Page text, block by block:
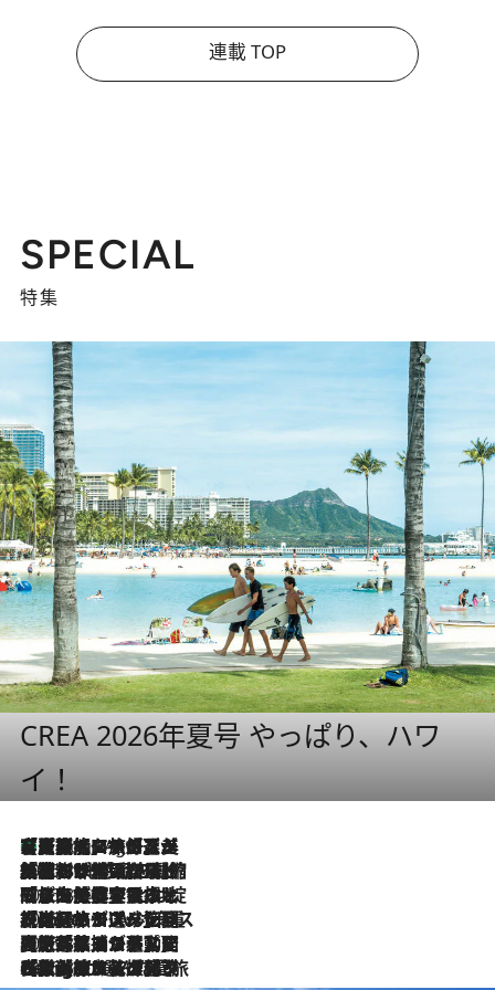
連載 TOP
SPECIAL
特集
CREA 2026年夏号 やっぱり、ハワ
イ！
1 Hour Ago
【厳選旅コスメ】「多機能アイテムがメイン！」旅好き美容エディターが選んだ夏旅ベストコスメを発表【Mサイズジップ】
2026.8.6
「荷物が増えるほど旅ストレスは増す」美容ジャーナリストがたどり着いた最終結論。“化粧品を劇的に減らす”感動の凝縮美容とは
2026.8.6
「旅先には金髪ウィッグを持参」日本と同じメイクでは損してる!? 美容ジャーナリストが提案する“掟破りの旅美容”とは
2026.8.6
【厳選旅コスメ】「身軽さ＆UV対策重視！」ヘアアーティストshucoが選んだ夏旅ベストコスメを発表【Mサイズジップ】
2026.8.5
【厳選旅コスメ】国内をあちこち移動する河井菜摘が選んだ夏旅ベストコスメ発表！「リラックスアイテムはマスト」【Mサイズジップ】
2026.8.4
【厳選旅コスメ】「紫外線＆乾燥対策しながらメイク感も！」ヘア＆メイクGeorgeが選んだ夏旅ベストコスメを発表！【Mサイズジップ】